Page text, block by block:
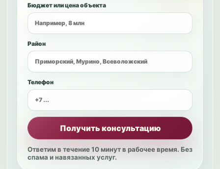
Бюджет или цена объекта
Район
Телефон
Получить консультацию
Ответим в течение 10 минут в рабочее время. Без
спама и навязанных услуг.